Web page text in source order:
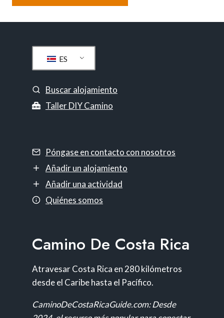
ES
Buscar alojamiento
Taller DIY Camino
Póngase en contacto con nosotros
Añadir un alojamiento
Añadir una actividad
Quiénes somos
Camino De Costa Rica
Atravesar Costa Rica en 280 kilómetros
desde el Caribe hasta el Pacífico.
CaminoDeCostaRicaGuide.com: Desde